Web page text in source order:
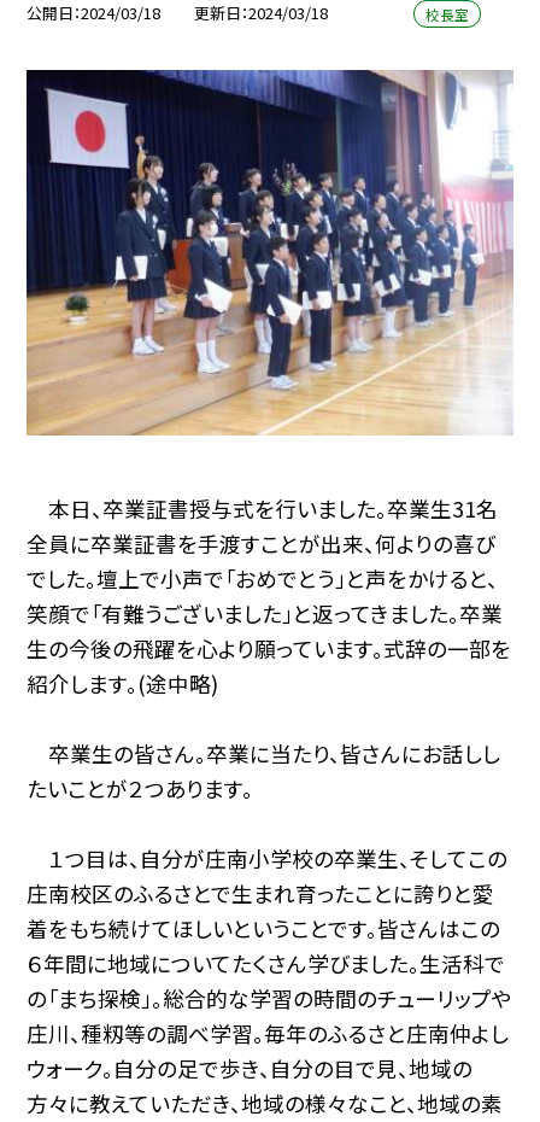
公開日 2024/03/18 更新日 2024/03/18 校長室
本日、卒業証書授与式を行いました。卒業生31名
全員に卒業証書を手渡すことが出来、何よりの喜び
でした。壇上で小声で「おめでとう」と声をかけると、
笑顔で「有難うございました」と返ってきました。卒業
生の今後の飛躍を心より願っています。式辞の一部を
紹介します。(途中略)
卒業生の皆さん。卒業に当たり、皆さんにお話しし
たいことが２つあります。
１つ目は、自分が庄南小学校の卒業生、そしてこの
庄南校区のふるさとで生まれ育ったことに誇りと愛
着をもち続けてほしいということです。皆さんはこの
６年間に地域についてたくさん学びました。生活科で
の「まち探検」。総合的な学習の時間のチューリップや
庄川、種籾等の調べ学習。毎年のふるさと庄南仲よし
ウォーク。自分の足で歩き、自分の目で見、地域の
方々に教えていただき、地域の様々なこと、地域の素